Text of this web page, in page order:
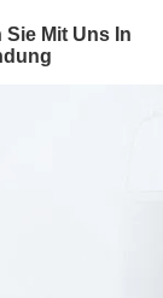
Sie Mit Uns In